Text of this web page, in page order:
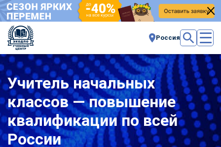
Россия
Учитель начальных
классов — повышение
квалификации по всей
России